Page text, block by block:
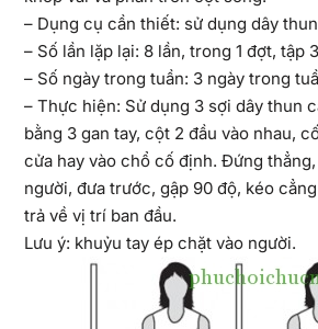
– Dụng cụ cần thiết: sử dụng dây
– Số lần lặp lại: 8 lần, trong 1 đợt, tập
– Số ngày trong tuần: 3 ngày trong
– Thực hiện: Sử dụng 3 sợi dây thun
bằng 3 gan tay, cột 2 đầu vào nhau,
cửa hay vào chổ cố định. Đứng
người, đưa trước, gập 90 độ, kéo
trả về vị trí ban đầu.
Lưu ý: khuỷu tay ép chặt vào người.